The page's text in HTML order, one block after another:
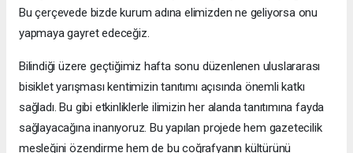
Bu çerçevede bizde kurum adına elimizden ne geliyorsa onu
yapmaya gayret edeceğiz.
Bilindiği üzere geçtiğimiz hafta sonu düzenlenen uluslararası
bisiklet yarışması kentimizin tanıtımı açısında önemli katkı
sağladı. Bu gibi etkinliklerle ilimizin her alanda tanıtımına fayda
sağlayacağına inanıyoruz. Bu yapılan projede hem gazetecilik
mesleğini özendirme hem de bu coğrafyanın kültürünü